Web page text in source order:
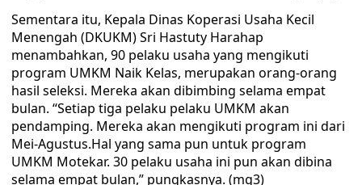
Sementara itu, Kepala Dinas Koperasi Usaha Kecil
Menengah (DKUKM) Sri Hastuty Harahap
menambahkan, 90 pelaku usaha yang mengikuti
program UMKM Naik Kelas, merupakan orang-orang
hasil seleksi. Mereka akan dibimbing selama empat
bulan. “Setiap tiga pelaku pelaku UMKM akan
pendamping. Mereka akan mengikuti program ini dari
Mei-Agustus.Hal yang sama pun untuk program
UMKM Motekar. 30 pelaku usaha ini pun akan dibina
selama empat bulan,” pungkasnya. (mg3)